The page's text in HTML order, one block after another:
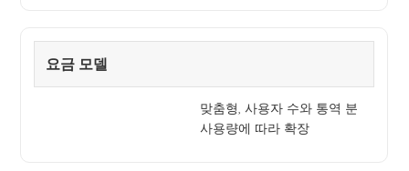
요금 모델
맞춤형, 사용자 수와 통역 분
사용량에 따라 확장